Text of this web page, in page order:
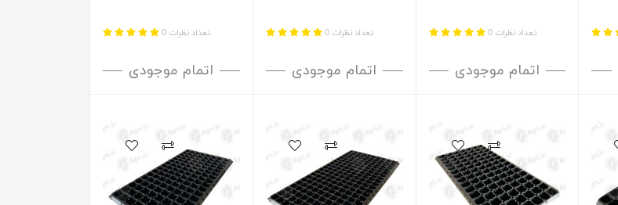
تعداد نظرات 0
اتمام موجودی
تعداد نظرات 0
اتمام موجودی
تعداد نظرات 0
اتمام موجودی